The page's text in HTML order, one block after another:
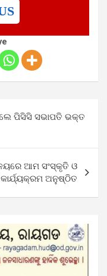
ପିସିସି ସଭାପତି ଭକ୍ତ
ଆମ ସଂସ୍କୃତି ଓ
ଅନୁଷ୍ଠିତ